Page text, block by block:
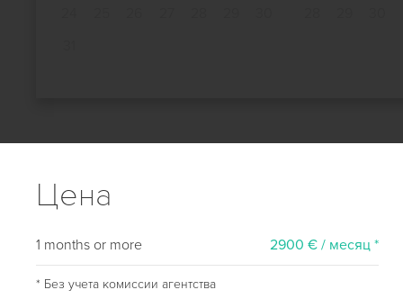
Цена
1 months or more 2900 € / месяц *
* Без учета комиссии агентства